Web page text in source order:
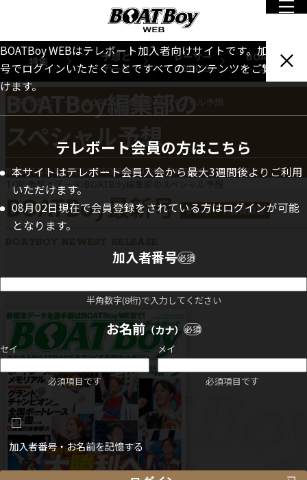
特集
予想と
データ
レーサー
TOPICS
BOATBoy
本誌
BOATBoy WEBはテレボート加入者向けサイトです。加入者番
号でログインいただくことですべてのコンテンツをご覧いただ
けます。
テレボート会員の方はこちら
本サイトはテレボート会員入会から最大3週間後よりご利用
いただけます。
08月02日現在で会員登録をされている方はログインが可能
となります。
加入者番号必須
半角数字(8桁)で入力してください
お名前（カナ） 必須
セイ
必須項目です
メイ
必須項目です
加入者番号・お名前を記憶する
TOP 予想とデータ BOATBoy編集部のスペシャル予想
BOATBoy編集部の
スペシャル予想
SPECIAL PREDICTIONS FROM THE BB EDITORS
TOP 予想とデータ
BOATBoy最新号 テレボート会員限定
BOATBOY NEWEST RELEASE
2026年 9月号